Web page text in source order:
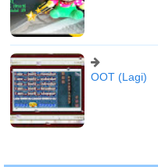
OOT (Lagi)